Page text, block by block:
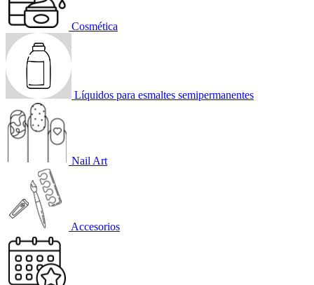
Cosmética
Líquidos para esmaltes semipermanentes
Nail Art
Accesorios